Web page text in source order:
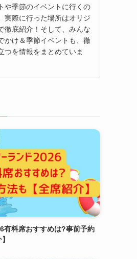
や季節のイベントに行くの
実際に行った場所はオリジ
徹底紹介！そして、みんな
かけ＆季節イベントも、徹
つを情報をまとめていま
有料席おすすめは?事前予約